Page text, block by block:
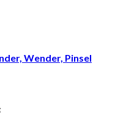
Wender, Pinsel